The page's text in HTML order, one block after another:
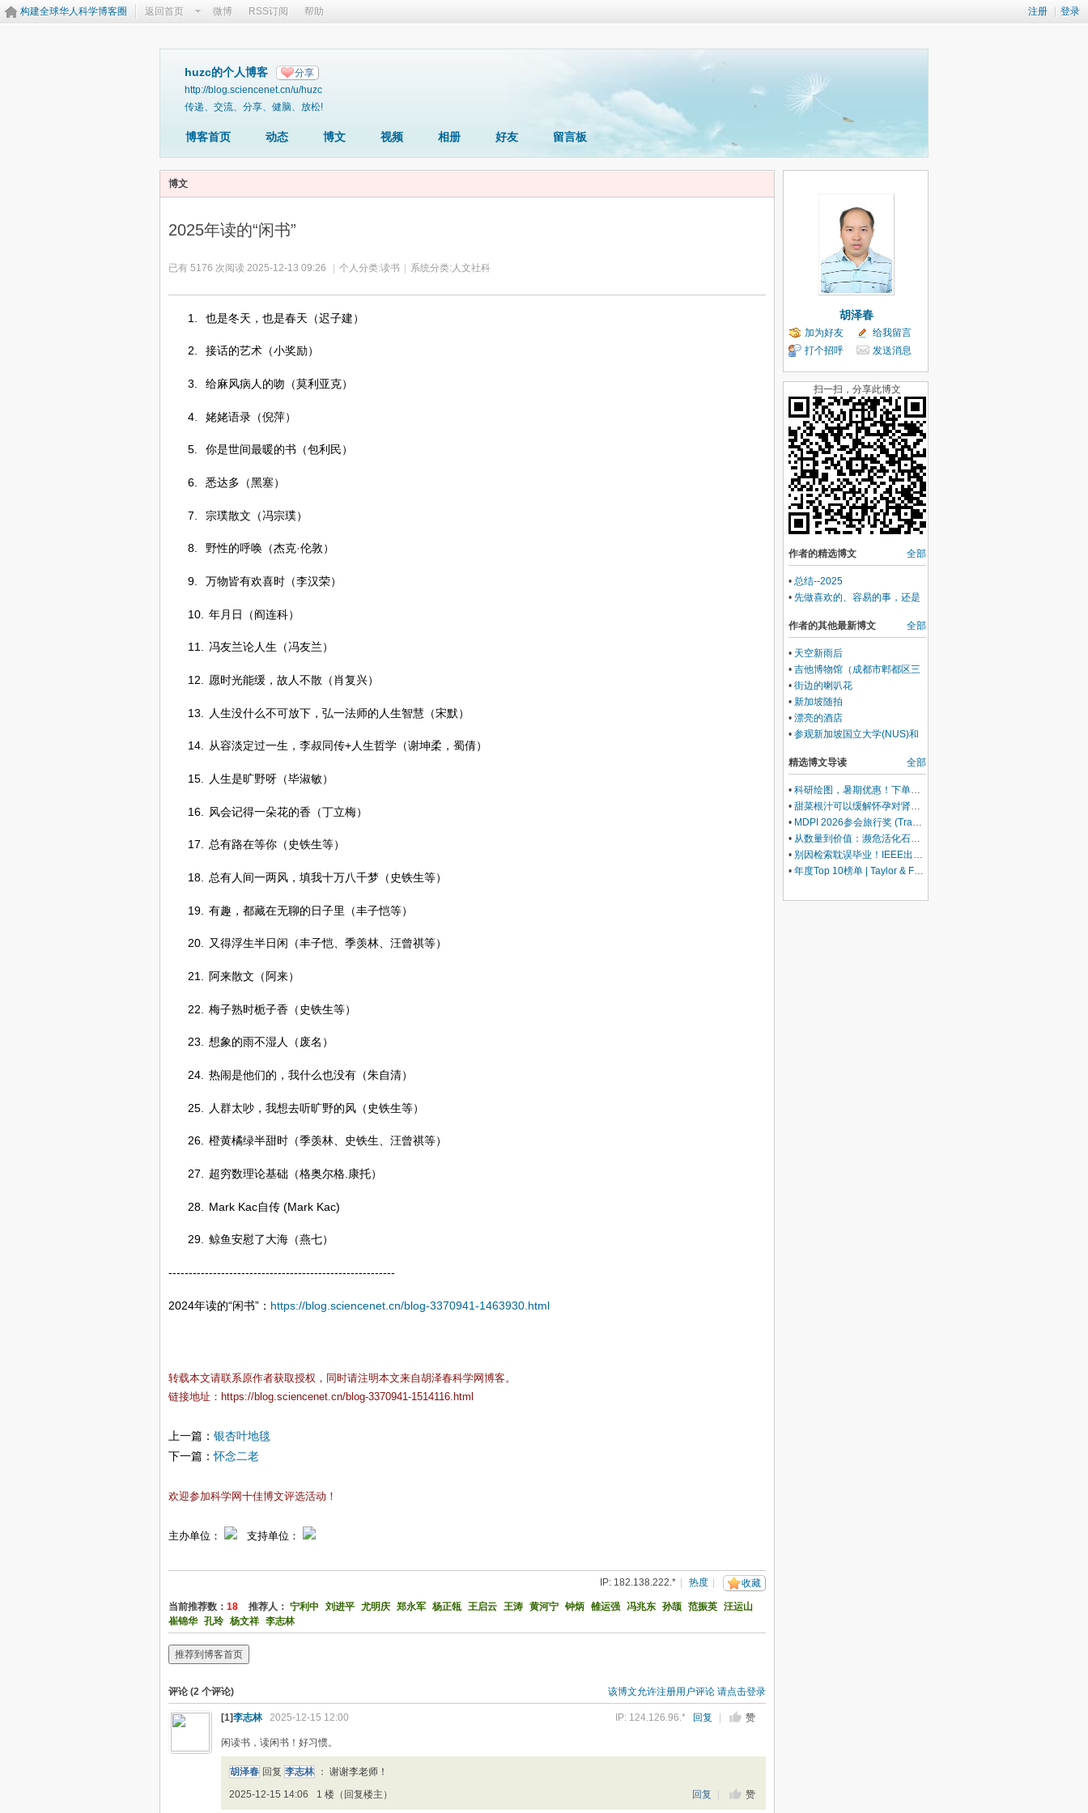
注册 登录
构建全球华人科学博客圈 返回首页 微博 RSS订阅 帮助
huzc的个人博客 分享
http://blog.sciencenet.cn/u/huzc
传递、交流、分享、健脑、放松!
博客首页 动态 博文 视频 相册 好友 留言板
博文
2025年读的“闲书”
已有 5176 次阅读 2025-12-13 09:26 个人分类:读书 系统分类:人文社科
1. 也是冬天，也是春天（迟子建）
2. 接话的艺术（小奖励）
3. 给麻风病人的吻（莫利亚克）
4. 姥姥语录（倪萍）
5. 你是世间最暖的书（包利民）
6. 悉达多（黑塞）
7. 宗璞散文（冯宗璞）
8. 野性的呼唤（杰克·伦敦）
9. 万物皆有欢喜时（李汉荣）
10. 年月日（阎连科）
11. 冯友兰论人生（冯友兰）
12. 愿时光能缓，故人不散（肖复兴）
13. 人生没什么不可放下，弘一法师的人生智慧（宋默）
14. 从容淡定过一生，李叔同传+人生哲学（谢坤柔，蜀倩）
15. 人生是旷野呀（毕淑敏）
16. 风会记得一朵花的香（丁立梅）
17. 总有路在等你（史铁生等）
18. 总有人间一两风，填我十万八千梦（史铁生等）
19. 有趣，都藏在无聊的日子里（丰子恺等）
20. 又得浮生半日闲（丰子恺、季羡林、汪曾祺等）
21. 阿来散文（阿来）
22. 梅子熟时栀子香（史铁生等）
23. 想象的雨不湿人（废名）
24. 热闹是他们的，我什么也没有（朱自清）
25. 人群太吵，我想去听旷野的风（史铁生等）
26. 橙黄橘绿半甜时（季羡林、史铁生、汪曾祺等）
27. 超穷数理论基础（格奥尔格.康托）
28. Mark Kac自传 (Mark Kac)
29. 鲸鱼安慰了大海（燕七）
--------------------------------------------------------
2024年读的“闲书”： https://blog.sciencenet.cn/blog-3370941-1463930.html
转载本文请联系原作者获取授权，同时请注明本文来自胡泽春科学网博客。
链接地址： https://blog.sciencenet.cn/blog-3370941-1514116.html
上一篇： 银杏叶地毯
下一篇：怀念二老
欢迎参加科学网十佳博文评选活动！
主办单位： 支持单位：
收藏
IP: 182.138.222.* 热度
当前推荐数： 18 推荐人： 宁利中 刘进平 尤明庆 郑永军 杨正瓴 王启云 王涛 黄河宁 钟炳 雒运强 冯兆东 孙颉 范振英 汪运山
崔锦华 孔玲 杨文祥 李志林
推荐到博客首页
该博文允许注册用户评论 请点击登录
评论 (2 个评论)
IP: 124.126.96.* 回复 | 赞
[1]李志林 2025-12-15 12:00
闲读书，读闲书！好习惯。
胡泽春 回复 李志林 ： 谢谢李老师！
2025-12-15 14:06
1 楼（回复楼主） 赞
|
回复
胡泽春
加为好友
给我留言
打个招呼
发送消息
扫一扫，分享此博文
全部
作者的精选博文
• 总结--2025
• 先做喜欢的、容易的事，还是
全部
作者的其他最新博文
• 天空新雨后
• 吉他博物馆（成都市郫都区三
道堰）
• 街边的喇叭花
• 新加坡随拍
• 漂亮的酒店
• 参观新加坡国立大学(NUS)和
全部
精选博文导读
• 科研绘图，暑期优惠！下单立减500元
• 甜菜根汁可以缓解怀孕对肾脏的压力
• MDPI 2026参会旅行奖 (Travel Award) 中国区获奖名单公布！
• 从数量到价值：濒危活化石ELF 理论重塑濒危物种保护优先级
• 别因检索耽误毕业！IEEE出版+EI快检索，8-9月会议合集征稿中
• 年度Top 10榜单 | Taylor & Francis科学与技术领域中国作者最受欢迎的热门文章榜单出炉！